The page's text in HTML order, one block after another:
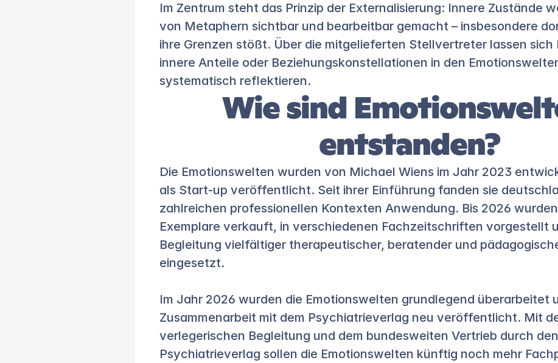
Im Zentrum steht das Prinzip der Externalisierung: Innere Zustände
von Metaphern sichtbar und bearbeitbar gemacht – insbesondere
ihre Grenzen stößt. Über die mitgelieferten Stellvertreter lassen sich
innere Anteile oder Beziehungskonstellationen in den
systematisch reflektieren.
Wie sind
entstanden?
Die Emotionswelten wurden von Michael Wiens im Jahr 2023
als Start-up veröffentlicht. Seit ihrer Einführung fanden sie
zahlreichen professionellen Kontexten Anwendung. Bis 2026
Exemplare verkauft, in verschiedenen Fachzeitschriften vorgestellt
Begleitung vielfältiger therapeutischer, beratender und
eingesetzt.
Im Jahr 2026 wurden die Emotionswelten grundlegend überarbeitet
Zusammenarbeit mit dem Psychiatrieverlag neu veröffentlicht. Mit
verlegerischen Begleitung und dem bundesweiten Vertrieb durch den
Psychiatrieverlag sollen die Emotionswelten künftig noch mehr